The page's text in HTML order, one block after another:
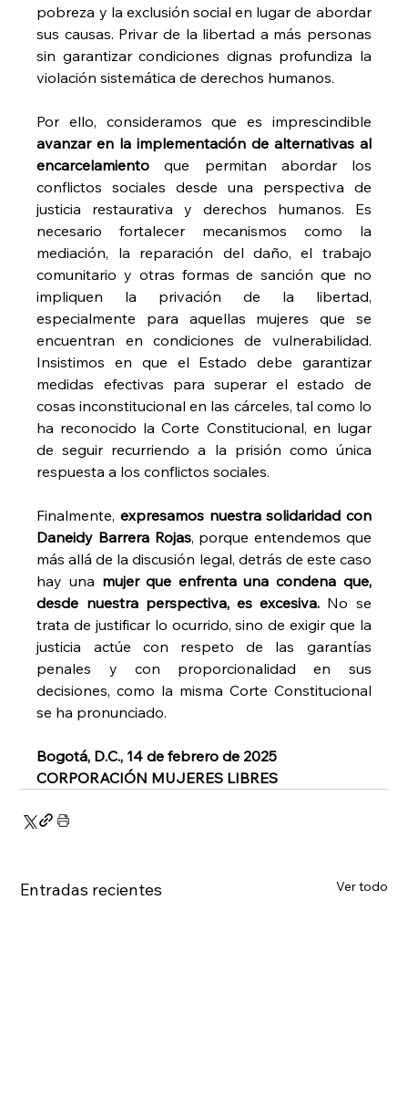
pobreza y la exclusión social en lugar de abordar
sus causas. Privar de la libertad a más personas
sin garantizar condiciones dignas profundiza la
violación sistemática de derechos humanos.
avanzar en la implementación de alternativas al
encarcelamiento que permitan abordar los
conflictos sociales desde una perspectiva de
justicia restaurativa y derechos humanos. Es
necesario fortalecer mecanismos como la
mediación, la reparación del daño, el trabajo
comunitario y otras formas de sanción que no
impliquen la privación de la libertad,
especialmente para aquellas mujeres que se
encuentran en condiciones de vulnerabilidad.
Insistimos en que el Estado debe garantizar
medidas efectivas para superar el estado de
cosas inconstitucional en las cárceles, tal como lo
ha reconocido la Corte Constitucional, en lugar
de seguir recurriendo a la prisión como única
respuesta a los conflictos sociales.
Finalmente, expresamos nuestra solidaridad con
Daneidy Barrera Rojas, porque entendemos que
más allá de la discusión legal, detrás de este caso
hay una mujer que enfrenta una condena que,
desde nuestra perspectiva, es excesiva. No se
trata de justificar lo ocurrido, sino de exigir que la
justicia actúe con respeto de las garantías
penales y con proporcionalidad en sus
decisiones, como la misma Corte Constitucional
se ha pronunciado.
Bogotá, D.C., 14 de febrero de 2025
CORPORACIÓN MUJERES LIBRES
Entradas recientes Ver todo